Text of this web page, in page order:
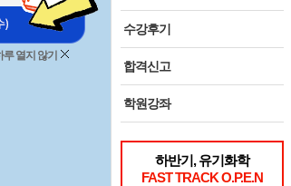
열지 않기
수강후기
합격신고
학원강좌
하반기, 유기화학
FAST TRACK O.P.E.N